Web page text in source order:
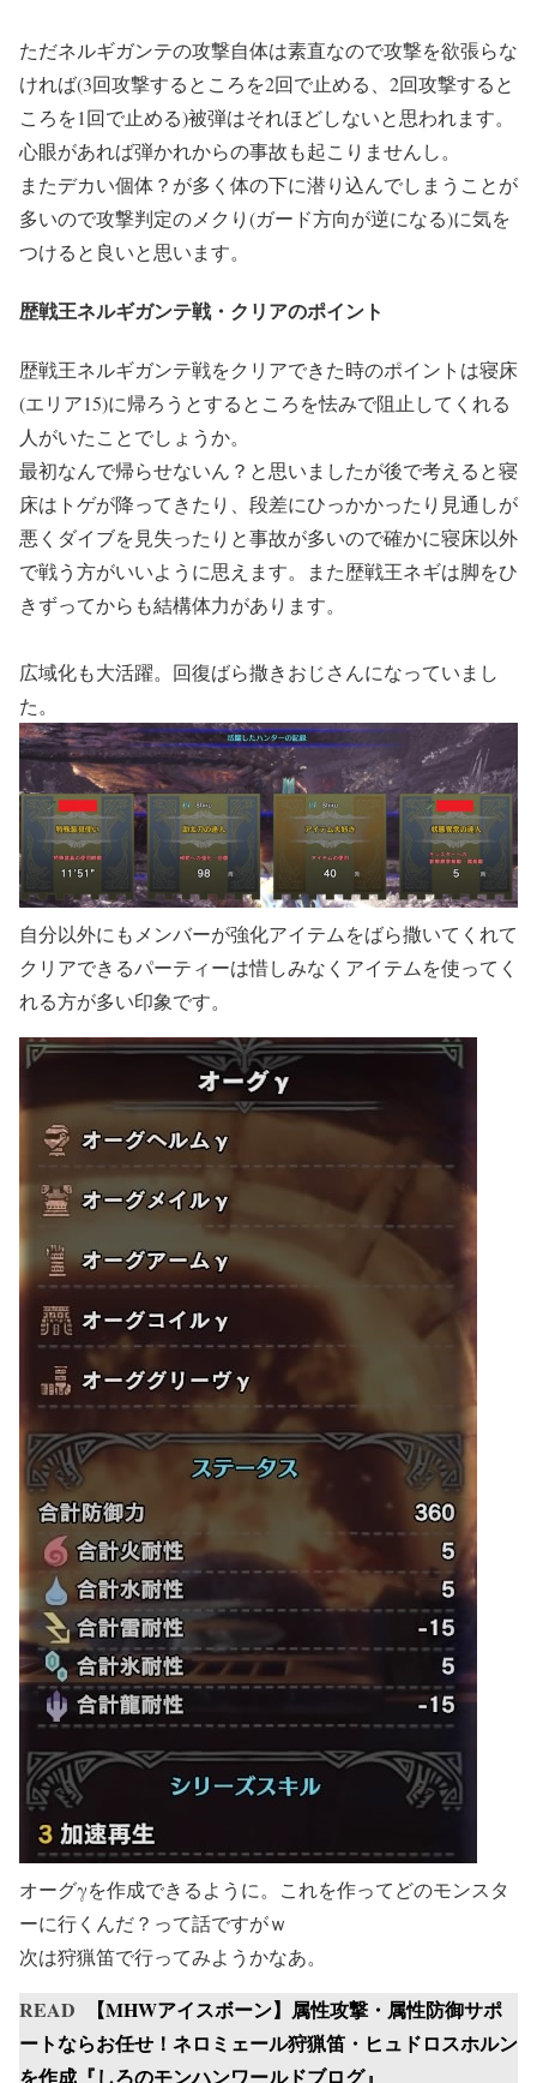
ただネルギガンテの攻撃自体は素直なので攻撃を欲張らな
ければ(3回攻撃するところを2回で止める、2回攻撃すると
ころを1回で止める)被弾はそれほどしないと思われます。
心眼があれば弾かれからの事故も起こりませんし。
またデカい個体？が多く体の下に潜り込んでしまうことが
多いので攻撃判定のメクり(ガード方向が逆になる)に気を
つけると良いと思います。
歴戦王ネルギガンテ戦・クリアのポイント
歴戦王ネルギガンテ戦をクリアできた時のポイントは寝床
(エリア15)に帰ろうとするところを怯みで阻止してくれる
人がいたことでしょうか。
最初なんで帰らせないん？と思いましたが後で考えると寝
床はトゲが降ってきたり、段差にひっかかったり見通しが
悪くダイブを見失ったりと事故が多いので確かに寝床以外
で戦う方がいいように思えます。また歴戦王ネギは脚をひ
きずってからも結構体力があります。
広域化も大活躍。回復ばら撒きおじさんになっていまし
た。
自分以外にもメンバーが強化アイテムをばら撒いてくれて
クリアできるパーティーは惜しみなくアイテムを使ってく
れる方が多い印象です。
オーグγを作成できるように。これを作ってどのモンスタ
ーに行くんだ？って話ですがｗ
次は狩猟笛で行ってみようかなあ。
READ
【MHWアイスボーン】属性攻撃・属性防御サポ
ートならお任せ！ネロミェール狩猟笛・ヒュドロスホルン
を作成『しろのモンハンワールドブログ』